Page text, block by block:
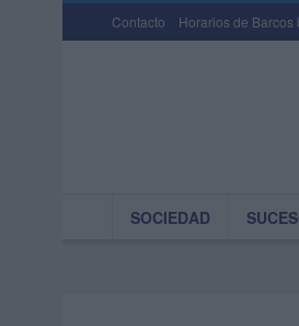
Contacto Horarios de Barcos
SOCIEDAD